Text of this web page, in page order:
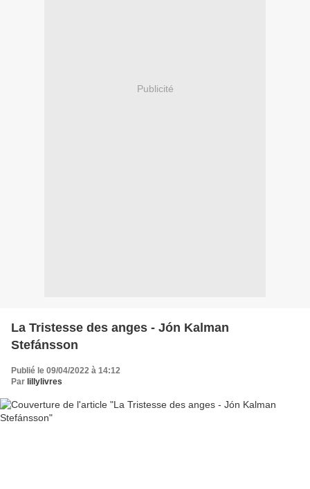
Publicité
La Tristesse des anges - Jón Kalman
Stefánsson
Publié le 09/04/2022 à 14:12
Par lillylivres